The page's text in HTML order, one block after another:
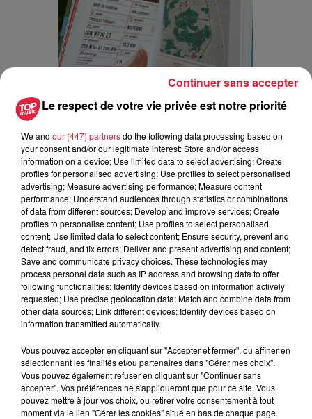
Publié : 5 avril 2024 à 6h00 - Modifié : 30 octobre 2025 à
16h48 Celine Rinckel
A lire aussi
6 août 2026
À Hoerdt, de l’eau brune sort des
robinets
6 août 2026
Tags antisémites à Strasbourg :
Catherine Trautmann réagit
Le respect de votre vie privée est notre priorité
We and our (447) partnersdo the following data processing based on
your consent and/or our legitimate interest: Store and/or access
information on a device; Use limited data to select advertising; Create
profiles for personalised advertising; Use profiles to select personalised
advertising; Measure advertising performance; Measure content
performance; Understand audiences through statistics or combinations
of data from different sources; Develop and improve services; Create
profiles to personalise content; Use profiles to select personalised
content; Use limited data to select content; Ensure security, prevent and
detect fraud, and fix errors; Deliver and present advertising and content;
Save and communicate privacy choices. These technologies may
process personal data such as IP address and browsing data to offer
following functionalities: Identify devices based on information actively
requested; Use precise geolocation data; Match and combine data from
other data sources; Link different devices; Identify devices based on
information transmitted automatically.
Vous pouvez accepter en cliquant sur "Accepter et fermer", ou affiner en
sélectionnant les finalités et/ou partenaires dans "Gérer mes choix".
Vous pouvez également refuser en cliquant sur "Continuer sans
accepter". Vos préférences ne s'appliqueront que pour ce site. Vous
pouvez mettre à jour vos choix, ou retirer votre consentement à tout
moment via le lien "Gérer les cookies" situé en bas de chaque page.
Continuer sans accepter